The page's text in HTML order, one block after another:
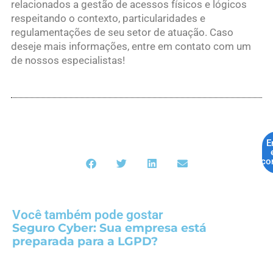
relacionados a gestão de acessos físicos e lógicos
respeitando o contexto, particularidades e
regulamentações de seu setor de atuação. Caso
deseje mais informações, entre em contato com um
de nossos especialistas!
Você também pode gostar
Seguro Cyber: Sua empresa está
preparada para a LGPD?